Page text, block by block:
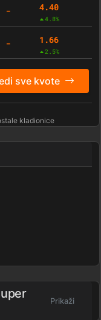
- 4.40
4.8%
- 1.66
2.5%
sve kvote
kladionice
Prikaži